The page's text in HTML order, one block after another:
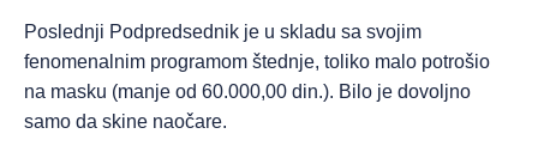
Poslednji Podpredsednik je u skladu sa svojim
fenomenalnim programom štednje, toliko malo potrošio
na masku (manje od 60.000,00 din.). Bilo je dovoljno
samo da skine naočare.